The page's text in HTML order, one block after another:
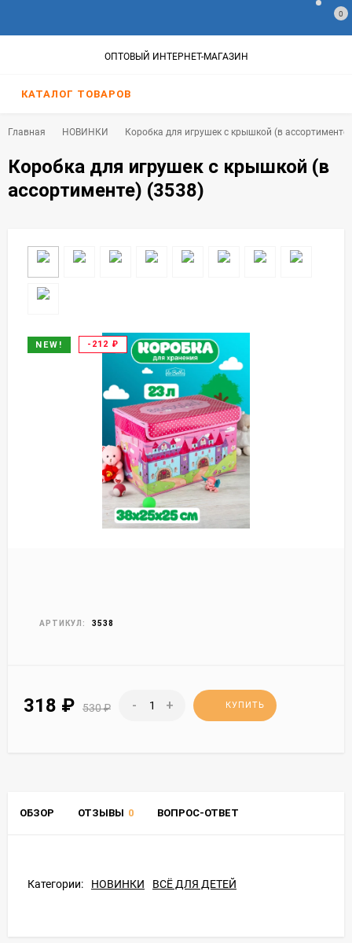
0
ОПТОВЫЙ ИНТЕРНЕТ-МАГАЗИН
КАТАЛОГ ТОВАРОВ
Главная НОВИНКИ Коробка для игрушек с крышкой (в
Коробка для игрушек с крышкой (в
ассортименте) (3538)
NEW! -212 ₽
АРТИКУЛ: 3538
318 ₽ 530₽ - + КУПИТЬ
ОБЗОР ОТЗЫВЫ 0 ВОПРОС-ОТВЕТ
Категории: НОВИНКИ ВСЁ ДЛЯ ДЕТЕЙ